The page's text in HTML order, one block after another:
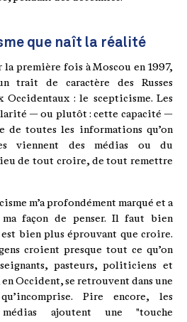
que naît la réalité
la première fois à Moscou en 1997,
trait de caractère des Russes
Occidentaux : le scepticisme. Les
— ou plutôt : cette capacité —
de toutes les informations qu’on
viennent des médias ou du
de tout croire, de tout remettre
m’a profondément marqué et a
ma façon de penser. Il faut bien
est bien plus éprouvant que croire.
croient presque tout ce qu’on
pasteurs, politiciens et
Occident, se retrouvent dans une
Pire encore, les
ajoutent une "touche